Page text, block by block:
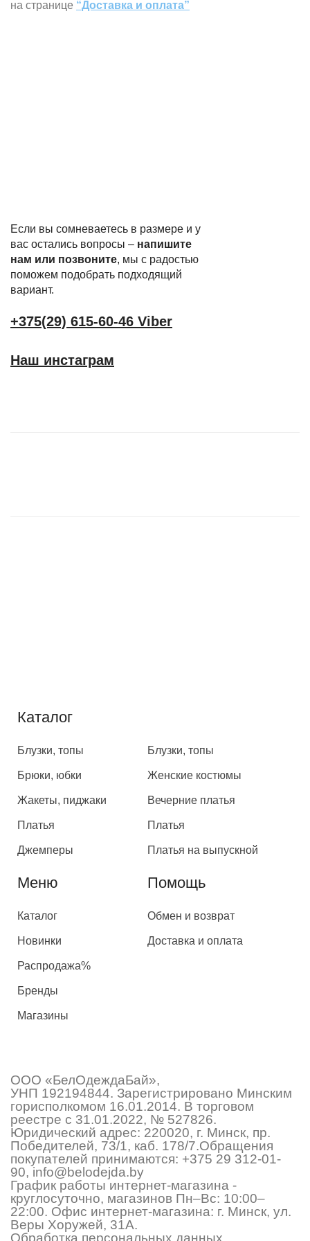
на странице “Доставка и оплата”
Если вы сомневаетесь в размере и у
вас остались вопросы – напишите
нам или позвоните, мы с радостью
поможем подобрать подходящий
вариант.
+375(29) 615-60-46 Viber
Наш инстаграм
Каталог
Блузки, топы
Брюки, юбки
Жакеты, пиджаки
Платья
Джемперы
Блузки, топы
Женские костюмы
Вечерние платья
Платья
Платья на выпускной
Меню
Каталог
Новинки
Распродажа%
Бренды
Магазины
Помощь
Обмен и возврат
Доставка и оплата
ООО «БелОдеждаБай»,
УНП 192194844. Зарегистрировано Минским
горисполкомом 16.01.2014. В торговом
реестре с 31.01.2022, № 527826.
Юридический адрес: 220020, г. Минск, пр.
Победителей, 73/1, каб. 178/7.Обращения
покупателей принимаются: +375 29 312-01-
90, info@belodejda.by
График работы интернет-магазина -
круглосуточно, магазинов Пн–Вс: 10:00–
22:00. Офис интернет-магазина: г. Минск, ул.
Веры Хоружей, 31А.
Обработка персональных данных